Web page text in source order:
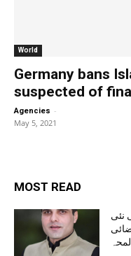
World
Germany bans
suspected of
Agencies -
May 5, 2021
MOST READ
نئی